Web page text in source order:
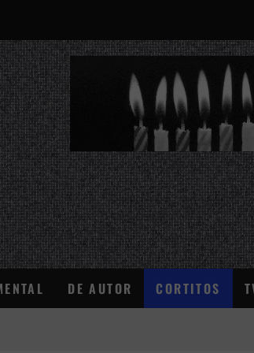
¿QUÉ ES ESTO?
DE AUTOR CORTITOS